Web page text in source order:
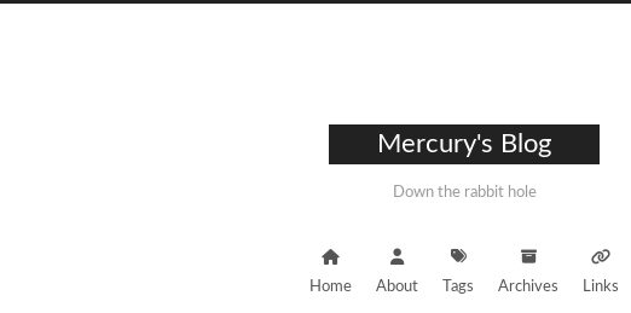
Mercury's Blog
Down the rabbit hole
Home About Tags Archives Links